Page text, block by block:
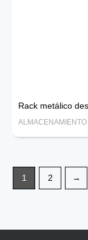
Rack metálico
ALMACENAMIENTO
1 2 →